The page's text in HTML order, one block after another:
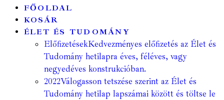
FŐOLDAL
KOSÁR
ÉLET ÉS TUDOMÁNY
ElőfizetésekKedvezményes előfizetés az Élet és
Tudomány hetilapra éves, féléves, vagy
negyedéves konstrukcióban.
2022Válogasson tetszése szerint az Élet és
Tudomány hetilap lapszámai között és töltse le